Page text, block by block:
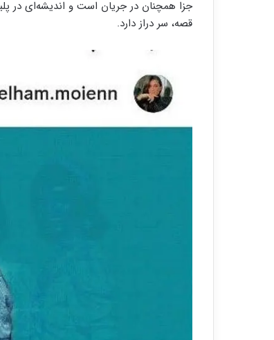
جزا همچنان در جریان است و اندیشه‌ای در
قصه، سر دراز دارد.